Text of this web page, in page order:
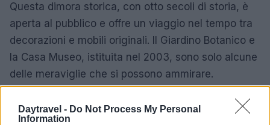
Daytravel - Do Not Process My Personal
Information
Questa dimora storica, con otto secoli di storia, è
aperta al pubblico e offre un viaggio nel tempo tra
decorazioni e mobili originali. Il Giardino Botanico e
la Casa Museo, istituita nel 2003, sono solo alcune
delle meraviglie che si possono ammirare.
Tra le sale visitabili, spiccano la Fermi, la Nera, la
Rossa, la Musica e il Salottino Mornico,